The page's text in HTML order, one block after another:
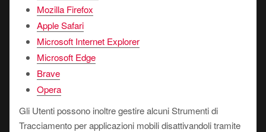
Mozilla Firefox
Apple Safari
Microsoft Internet Explorer
Microsoft Edge
Brave
Opera
Gli Utenti possono inoltre gestire alcuni Strumenti di
Tracciamento per applicazioni mobili disattivandoli tramite